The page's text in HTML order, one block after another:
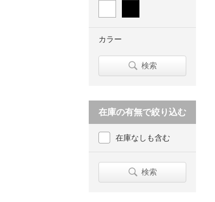
カラー
検索
在庫の有無で絞り込む
在庫なしも含む
検索